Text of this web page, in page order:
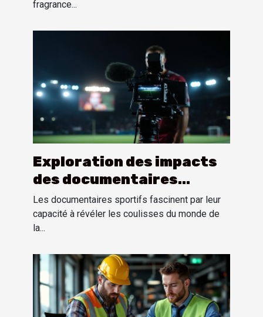
fragrance...
Exploration des impacts
des documentaires
sportifs sur la perception
publique
Les documentaires sportifs fascinent par leur
capacité à révéler les coulisses du monde de
la...